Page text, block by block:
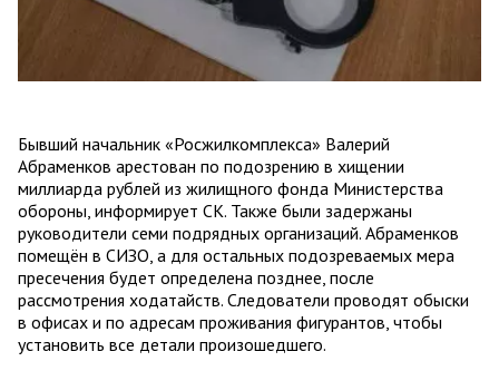
Бывший начальник «Росжилкомплекса» Валерий
Абраменков арестован по подозрению в хищении
миллиарда рублей из жилищного фонда Министерства
обороны, информирует СК. Также были задержаны
руководители семи подрядных организаций. Абраменков
помещён в СИЗО, а для остальных подозреваемых мера
пресечения будет определена позднее, после
рассмотрения ходатайств. Следователи проводят обыски
в офисах и по адресам проживания фигурантов, чтобы
установить все детали произошедшего.